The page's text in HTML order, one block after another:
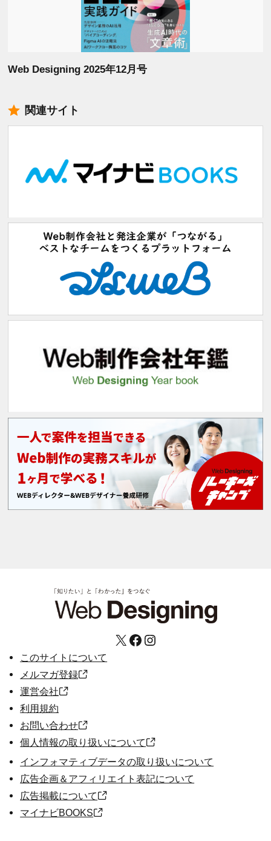
Web Designing 2025年12月号
関連サイト
X Facebook Instagram
このサイトについて
メルマガ登録
運営会社
利用規約
お問い合わせ
個人情報の取り扱いについて
インフォマティブデータの取り扱いについて
広告企画＆アフィリエイト表記について
広告掲載について
マイナビBOOKS